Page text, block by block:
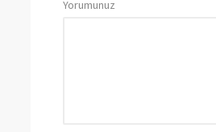
Yorumunuz